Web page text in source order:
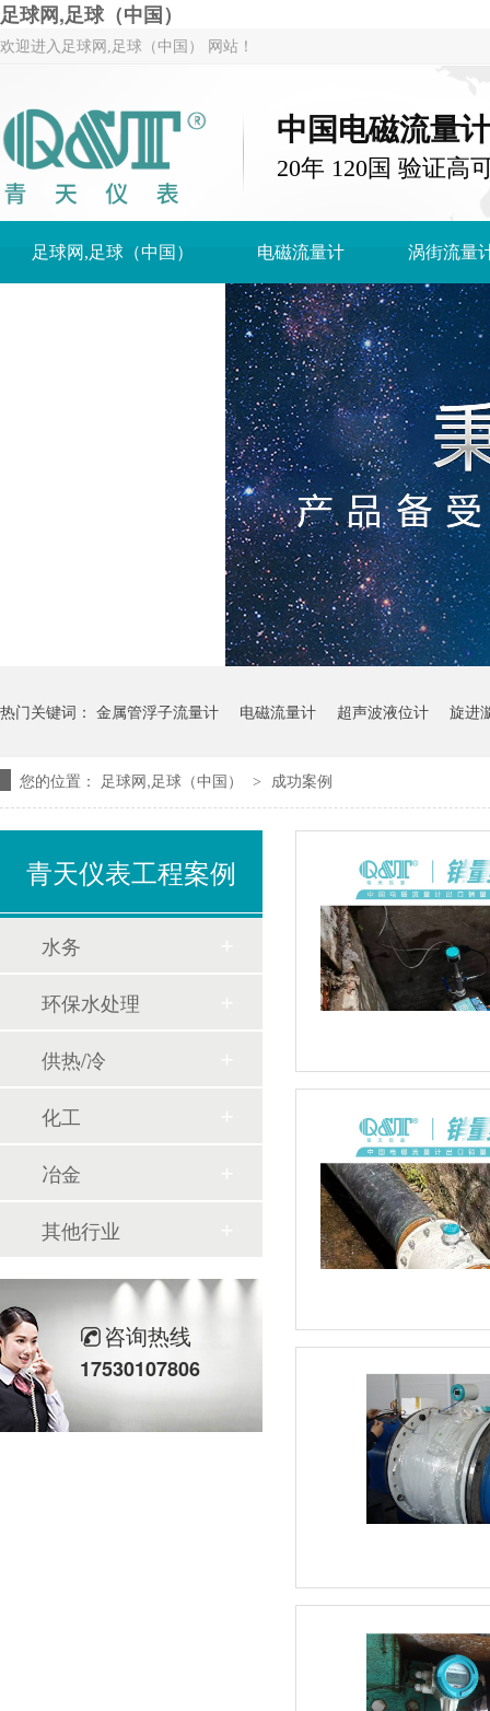
足球网,足球（中国）
欢迎进入足球网,足球（中国） 网站！
中国电磁流量
20年 120国 验证高
足球网,足球（中国） 电磁流量计 涡街流量
热门关键词： 金属管浮子流量计 电磁流量计 超声波液位计 旋进
您的位置： 足球网,足球（中国） > 成功案例
青天仪表工程案例
水务
环保水处理
供热/冷
化工
冶金
其他行业
咨询热线
17530107806